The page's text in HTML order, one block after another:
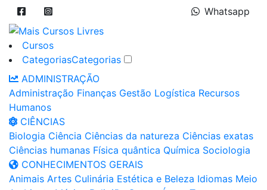
Whatsapp
Cursos
CategoriasCategorias
ADMINISTRAÇÃO
Administração Finanças Gestão Logística Recursos
Humanos
CIÊNCIAS
Biologia Ciência Ciências da natureza Ciências exatas
Ciências humanas Física quântica Química Sociologia
CONHECIMENTOS GERAIS
Animais Artes Culinária Estética e Beleza Idiomas Meio